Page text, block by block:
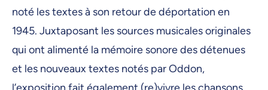
noté les textes à son retour de déportation en
1945. Juxtaposant les sources musicales originales
qui ont alimenté la mémoire sonore des détenues
et les nouveaux textes notés par Oddon,